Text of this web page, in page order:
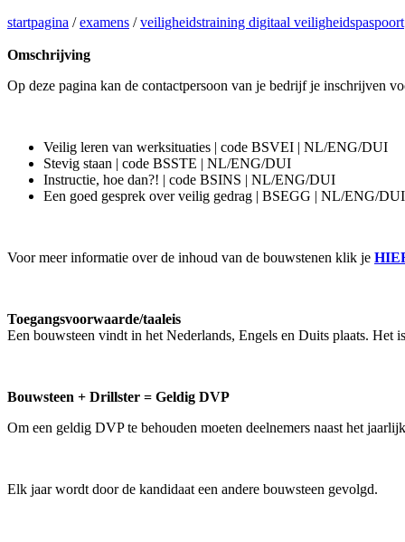
startpagina /examens /veiligheidstraining digitaal veiligheidspaspoort
Omschrijving
Op deze pagina kan de contactpersoon van je bedrijf je inschrijven
Veilig leren van werksituaties | code BSVEI | NL/ENG/DUI
Stevig staan | code BSSTE | NL/ENG/DUI
Instructie, hoe dan?! | code BSINS | NL/ENG/DUI
Een goed gesprek over veilig gedrag | BSEGG | NL/ENG/DUI
Voor meer informatie over de inhoud van de bouwstenen klik je
Toegangsvoorwaarde/taaleis
Een bouwsteen vindt in het Nederlands, Engels en Duits plaats.
Bouwsteen + Drillster = Geldig DVP
Om een geldig DVP te behouden moeten deelnemers naast het
Elk jaar wordt door de kandidaat een andere bouwsteen gevolgd.